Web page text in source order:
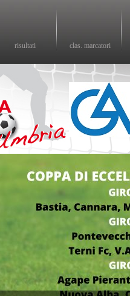
risultati clas. marcatori